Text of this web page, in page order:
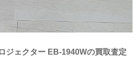
ジェクター EB-1940Wの買取査定